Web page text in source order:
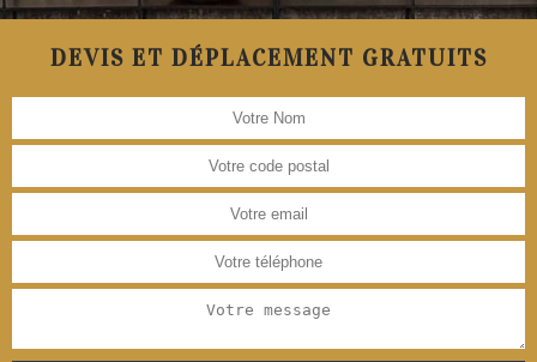
DEVIS ET DÉPLACEMENT GRATUITS